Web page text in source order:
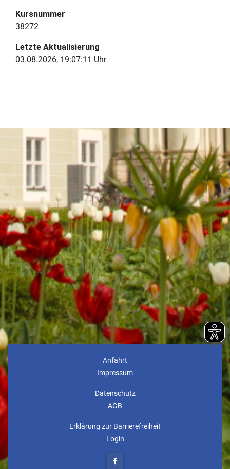
Kursnummer
38272
Letzte Aktualisierung
03.08.2026, 19:07:11 Uhr
Anfahrt
Impressum
Datenschutz
AGB
Erklärung zur Barrierefreiheit
Login